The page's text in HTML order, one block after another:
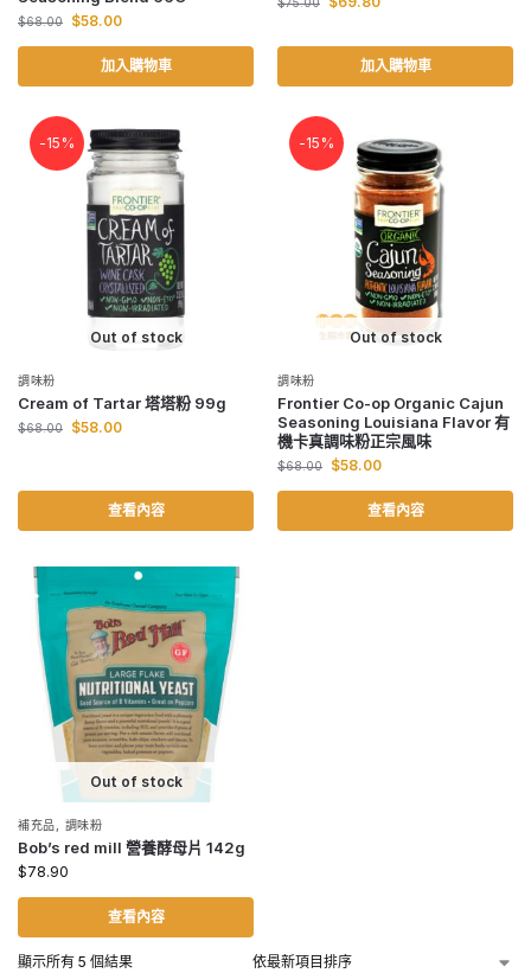
$68.00 $58.00
加入購物車 加入購物車
-15%
Out of stock
調味粉
Cream of Tartar 塔塔粉 99g
$68.00 $58.00
查看內容
-15%
Out of stock
調味粉
Frontier Co-op Organic Cajun
Seasoning Louisiana Flavor 有
機卡真調味粉正宗風味
$68.00 $58.00
查看內容
Out of stock
補充品 調味粉
Bob’s red mill 營養酵母片 142g
$78.90
查看內容
顯示所有 5 個結果